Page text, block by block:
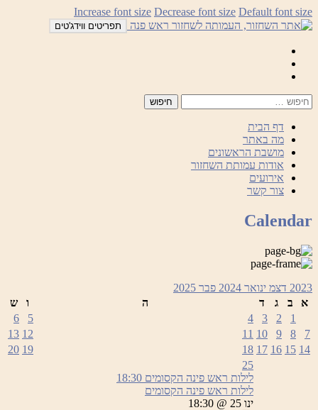
לדלג
לתוכן
Increase font size Decrease font size Default font size
תפריטים ווידג'טים
דף הבית
מה באתר
מושבת הראשונים
אודות עמותת השחזור
אירועים
צור קשר
Calendar
2023 דצמ ינואר 2024 פבר 2025
א
ב ג ד ה ו
ש
1
2
3
4
5
6
7
8
9
10
11
12
13
14
15
16
17
18
19
20
25
לילות ראש פינה הקסומים 18:30
לילות ראש פינה הקסומים
ינו 25 @ 18:30